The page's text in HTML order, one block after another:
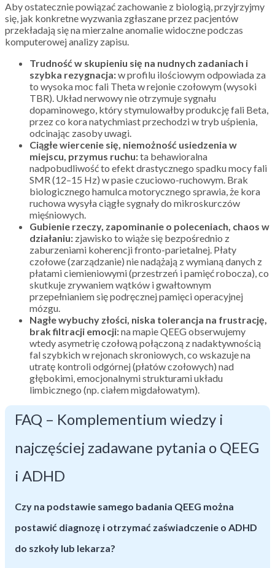
Aby ostatecznie powiązać zachowanie z biologią, przyjrzyjmy
się, jak konkretne wyzwania zgłaszane przez pacjentów
przekładają się na mierzalne anomalie widoczne podczas
komputerowej analizy zapisu.
Trudność w skupieniu się na nudnych zadaniach i
szybka rezygnacja:w profilu ilościowym odpowiada za
to wysoka moc fali Theta w rejonie czołowym (wysoki
TBR). Układ nerwowy nie otrzymuje sygnału
dopaminowego, który stymulowałby produkcję fali Beta,
przez co kora natychmiast przechodzi w tryb uśpienia,
odcinając zasoby uwagi.
Ciągłe wiercenie się, niemożność usiedzenia w
miejscu, przymus ruchu:ta behawioralna
nadpobudliwość to efekt drastycznego spadku mocy fali
SMR (12–15 Hz) w pasie czuciowo-ruchowym. Brak
biologicznego hamulca motorycznego sprawia, że kora
ruchowa wysyła ciągłe sygnały do mikroskurczów
mięśniowych.
Gubienie rzeczy, zapominanie o poleceniach, chaos w
działaniu: zjawisko to wiąże się bezpośrednio z
zaburzeniami koherencji fronto-parietalnej. Płaty
czołowe (zarządzanie) nie nadążają z wymianą danych z
płatami ciemieniowymi (przestrzeń i pamięć robocza), co
skutkuje zrywaniem wątków i gwałtownym
przepełnianiem się podręcznej pamięci operacyjnej
mózgu.
Nagłe wybuchy złości, niska tolerancja na frustrację,
brak filtracji emocji:na mapie QEEG obserwujemy
wtedy asymetrię czołową połączoną z nadaktywnością
fal szybkich w rejonach skroniowych, co wskazuje na
utratę kontroli odgórnej (płatów czołowych) nad
głębokimi, emocjonalnymi strukturami układu
limbicznego (np. ciałem migdałowatym).
FAQ – Komplementium wiedzy i
najczęściej zadawane pytania o QEEG
i ADHD
Czy na podstawie samego badania QEEG można
postawić diagnozę i otrzymać zaświadczenie o ADHD
do szkoły lub lekarza?